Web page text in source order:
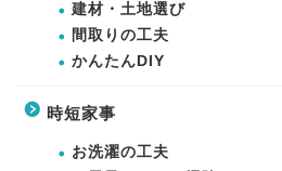
建材・土地選び
間取りの工夫
かんたんDIY
時短家事
お洗濯の工夫